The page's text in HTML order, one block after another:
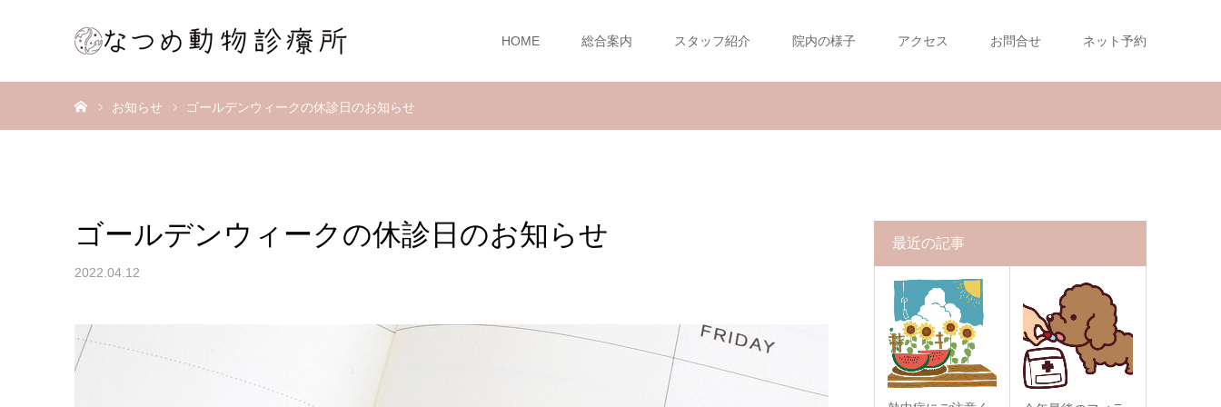
HOME 総合案内 スタッフ紹介 院内の様子 アクセス お問合せ ネット予約
お知らせ ゴールデンウィークの休診日のお知らせ
ゴールデンウィークの休診日のお知らせ
2022.04.12
最近の記事